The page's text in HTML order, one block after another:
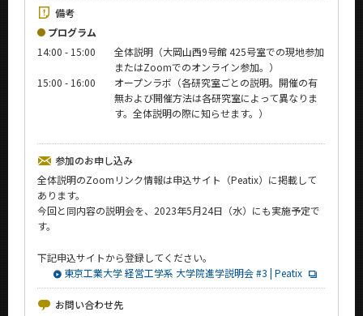
備考
プログラム
14:00 - 15:00
全体説明（大岡山西9号館 425号室での現地参加
またはZoomでのオンライン参加。）
15:00 - 16:00
オープンラボ（各研究室ごとの説明。開催の有
無および開催方法は各研究室によって異なりま
す。全体説明の際に知らせます。）
参加のお申し込み
全体説明のZoomリンク情報は申込サイト（Peatix）に掲載して
あります。
今回と同内容の説明会を、2023年5月24日（水）にも実施予定で
す。
下記申込サイトから登録してください。
東京工業大学 経営工学系 大学院進学説明会 #3 | Peatix
お問い合わせ先
今後の課程別イベント
年別アーカイブ
サイト構成